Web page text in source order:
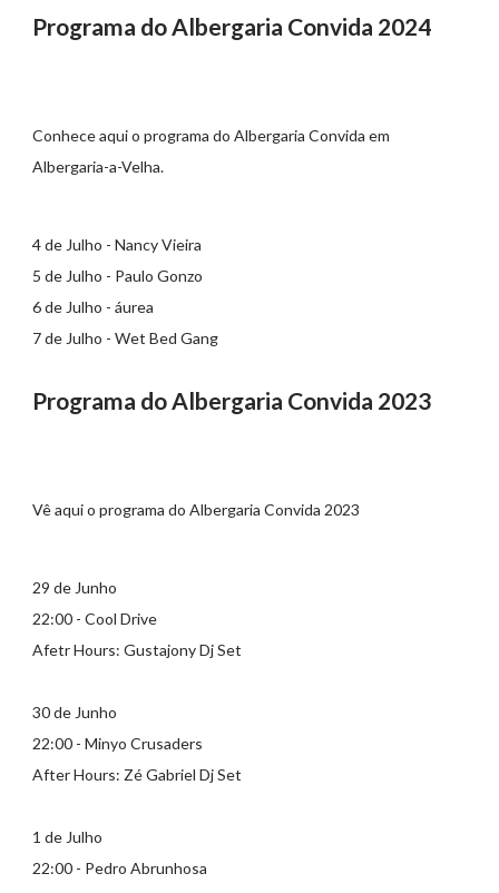
Programa do Albergaria Convida 2024
Conhece aqui o programa do Albergaria Convida em
Albergaria-a-Velha.
4 de Julho - Nancy Vieira
5 de Julho - Paulo Gonzo
6 de Julho - áurea
7 de Julho - Wet Bed Gang
Programa do Albergaria Convida 2023
Vê aqui o programa do Albergaria Convida 2023
29 de Junho
22:00 - Cool Drive
Afetr Hours: Gustajony Dj Set
30 de Junho
22:00 - Minyo Crusaders
After Hours: Zé Gabriel Dj Set
1 de Julho
22:00 - Pedro Abrunhosa